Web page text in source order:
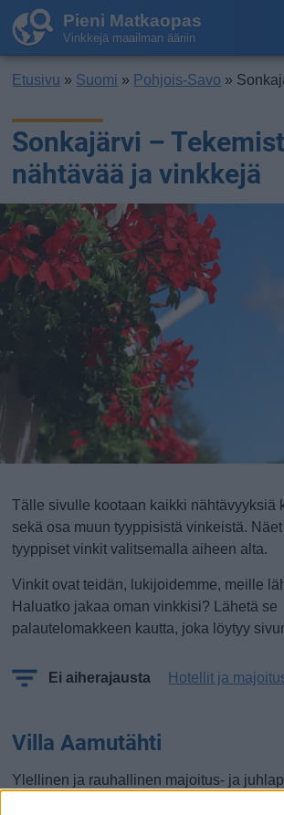
Pieni Matkaopas
Vinkkejä maailman ääriin
Etusivu » Suomi » Pohjois-Savo »
Sonkajärvi –
nähtävää ja vinkkejä
Tälle sivulle kootaan kaikki nähtävyyksiä
sekä osa muun tyyppisistä vinkeistä.
tyyppiset vinkit valitsemalla aiheen alta.
Vinkit ovat teidän, lukijoidemme, meille
Haluatko jakaa oman vinkkisi? Lähetä se
palautelomakkeen kautta, joka löytyy
Ei aiherajausta Hotellit ja
Villa Aamutähti
Ylellinen ja rauhallinen majoitus- ja